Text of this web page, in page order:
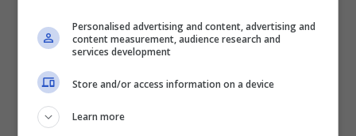
non giocherà più in
nazionale
Stiamo parlando di
Personalised advertising and content, advertising and
content measurement, audience research and
services development
Store and/or access information on a device
Learn more